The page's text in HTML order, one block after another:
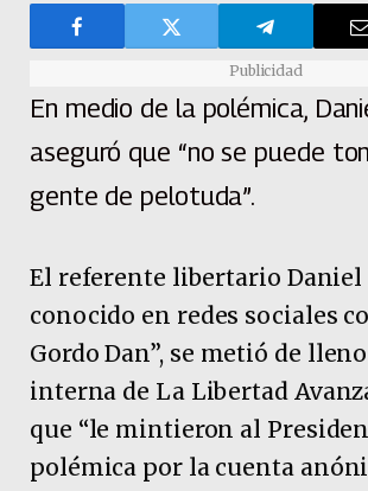
Publicidad
En medio de la polémica,
aseguró que “no se puede
gente de pelotuda”.
El referente libertario
conocido en redes sociales
Gordo Dan”, se metió de
interna de La Libertad
que “le mintieron al
polémica por la cuenta